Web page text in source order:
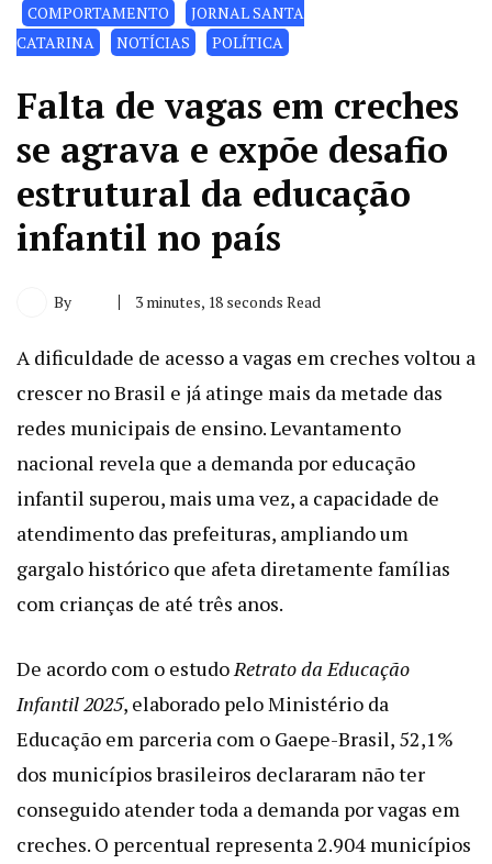
COMPORTAMENTO
JORNAL SANTA
CATARINA
NOTÍCIAS POLÍTICA
Falta de vagas em creches
se agrava e expõe desafio
estrutural da educação
infantil no país
By 3 minutes, 18 seconds Read
A dificuldade de acesso a vagas em creches voltou a
crescer no Brasil e já atinge mais da metade das
redes municipais de ensino. Levantamento
nacional revela que a demanda por educação
infantil superou, mais uma vez, a capacidade de
atendimento das prefeituras, ampliando um
gargalo histórico que afeta diretamente famílias
com crianças de até três anos.
De acordo com o estudo Retrato da Educação
Infantil 2025, elaborado pelo Ministério da
Educação em parceria com o Gaepe-Brasil, 52,1%
dos municípios brasileiros declararam não ter
conseguido atender toda a demanda por vagas em
creches. O percentual representa 2.904 municípios